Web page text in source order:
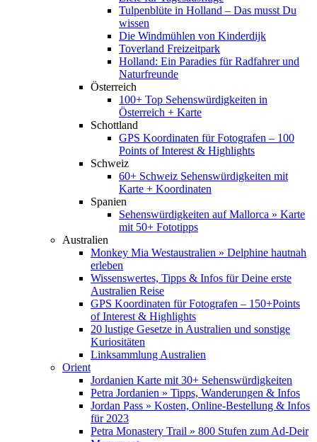
Tulpenblüte in Holland – Das musst Du
wissen
Die Windmühlen von Kinderdijk
Toverland Freizeitpark
Holland: Ein Paradies für Radfahrer und
Naturfreunde
Österreich
100+ Top Sehenswürdigkeiten in
Österreich + Karte
Schottland
GPS Koordinaten für Fotografen – 100
Points of Interest & Highlights
Schweiz
60+ Schweiz Sehenswürdigkeiten mit
Karte + Koordinaten
Spanien
Sehenswürdigkeiten auf Mallorca » Karte
mit 50+ Fototipps
Australien
Monkey Mia Westaustralien » Delphine hautnah
erleben
Wissenswertes, Tipps & Infos für Deine erste
Australien Reise
GPS Koordinaten für Fotografen – 150+Points
of Interest & Highlights
20 lustige Gesetze in Australien und sonstige
Kuriositäten
Linksammlung Australien
Orient
Jordanien Karte mit 30+ Sehenswürdigkeiten
Petra Jordanien » Tipps, Wanderungen & Infos
Jordan Pass » Kosten, Online-Bestellung & Infos
für 2023
Petra Monastery Trail » 800 Stufen zum Ad-Deir